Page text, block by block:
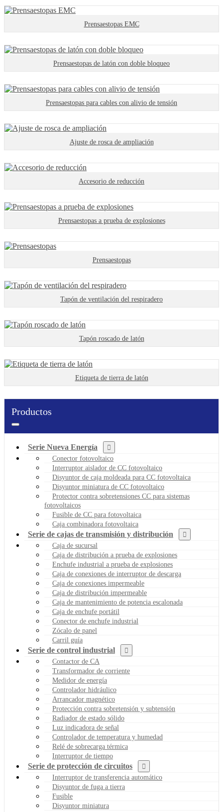
Prensaestopas EMC
Prensaestopas de latón con doble bloqueo
Prensaestopas para cables con alivio de tensión
Ajuste de rosca de ampliación
Accesorio de reducción
Prensaestopas a prueba de explosiones
Prensaestopas
Tapón de ventilación del respiradero
Tapón roscado de latón
Etiqueta de tierra de latón
Productos
Serie Nueva Energía
Conector fotovoltaico
Interruptor aislador de CC fotovoltaico
Disyuntor de caja moldeada para CC fotovoltaica
Disyuntor miniatura de CC fotovoltaico
Protector contra sobretensiones CC para sistemas
fotovoltaicos
Fusible de CC para fotovoltaica
Caja combinadora fotovoltaica
Serie de cajas de transmisión y distribución
Caja de sucursal
Caja de distribución a prueba de explosiones
Enchufe industrial a prueba de explosiones
Caja de conexiones de interruptor de descarga
Caja de conexiones impermeable
Caja de distribución impermeable
Caja de mantenimiento de potencia escalonada
Caja de enchufe portátil
Conector de enchufe industrial
Zócalo de panel
Carril guía
Serie de control industrial
Contactor de CA
Transformador de corriente
Medidor de energía
Controlador hidráulico
Arrancador magnético
Protección contra sobretensión y subtensión
Radiador de estado sólido
Luz indicadora de señal
Controlador de temperatura y humedad
Relé de sobrecarga térmica
Interruptor de tiempo
Serie de protección de circuitos
Interruptor de transferencia automático
Disyuntor de fuga a tierra
Fusible
Disyuntor miniatura